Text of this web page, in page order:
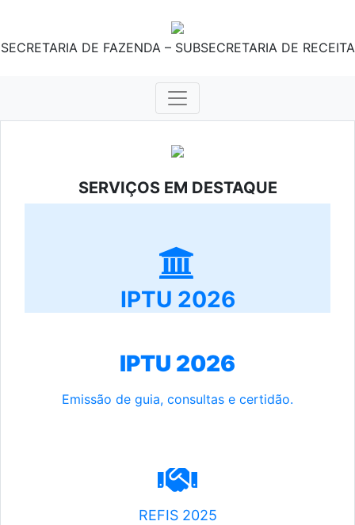
SECRETARIA DE FAZENDA – SUBSECRETARIA DE RECEITA
SERVIÇOS EM DESTAQUE
IPTU 2026
IPTU 2026
Emissão de guia, consultas e certidão.
REFIS 2025